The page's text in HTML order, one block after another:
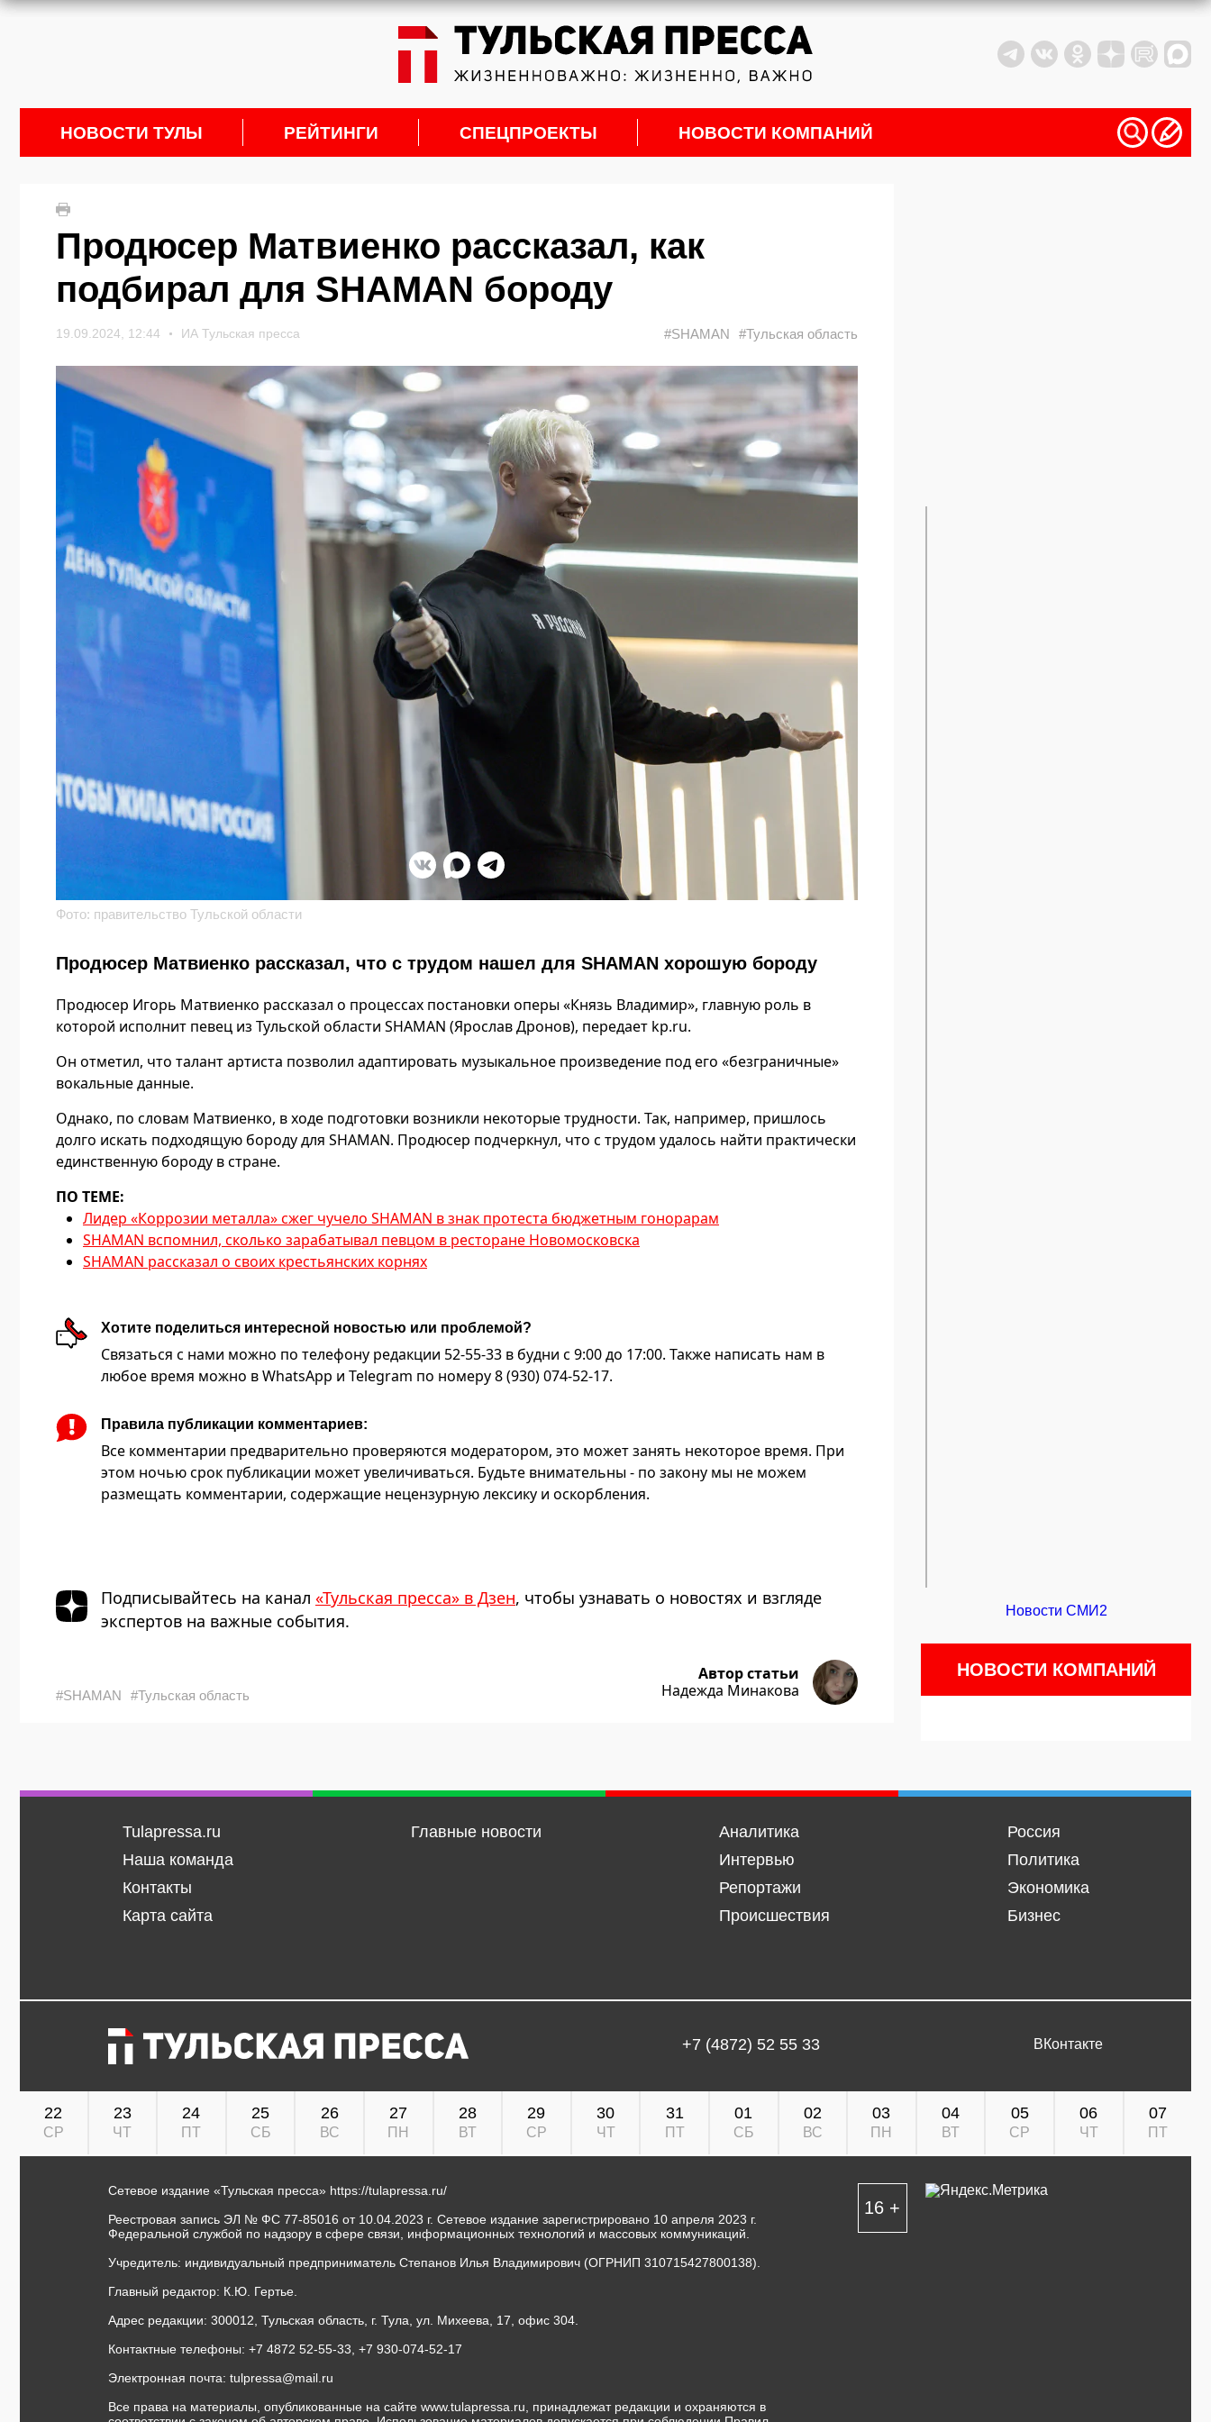
НОВОСТИ ТУЛЫ РЕЙТИНГИ СПЕЦПРОЕКТЫ НОВОСТИ КОМПАНИЙ
Продюсер Матвиенко рассказал, как
подбирал для SHAMAN бороду
19.09.2024, 12:44 ИА Тульская пресса #SHAMAN #Тульская область
Фото: правительство Тульской области
Продюсер Матвиенко рассказал, что с трудом нашел для SHAMAN хорошую бороду
Продюсер Игорь Матвиенко рассказал о процессах постановки оперы «Князь Владимир», главную роль в
которой исполнит певец из Тульской области SHAMAN (Ярослав Дронов), передает kp.ru.
Он отметил, что талант артиста позволил адаптировать музыкальное произведение под его «безграничные»
вокальные данные.
Однако, по словам Матвиенко, в ходе подготовки возникли некоторые трудности. Так, например, пришлось
долго искать подходящую бороду для SHAMAN. Продюсер подчеркнул, что с трудом удалось найти практически
единственную бороду в стране.
ПО ТЕМЕ:
Лидер «Коррозии металла» сжег чучело SHAMAN в знак протеста бюджетным гонорарам
SHAMAN вспомнил, сколько зарабатывал певцом в ресторане Новомосковска
SHAMAN рассказал о своих крестьянских корнях
Хотите поделиться интересной новостью или проблемой?
Связаться с нами можно по телефону редакции 52-55-33 в будни с 9:00 до 17:00. Также написать нам в
любое время можно в WhatsApp и Telegram по номеру 8 (930) 074-52-17.
Правила публикации комментариев:
Все комментарии предварительно проверяются модератором, это может занять некоторое время. При
этом ночью срок публикации может увеличиваться. Будьте внимательны - по закону мы не можем
размещать комментарии, содержащие нецензурную лексику и оскорбления.
Подписывайтесь на канал «Тульская пресса» в Дзен, чтобы узнавать о новостях и взгляде
экспертов на важные события.
#SHAMAN #Тульская область
Автор статьи
Надежда Минакова
Новости СМИ2
НОВОСТИ КОМПАНИЙ
Tulapressa.ru
Наша команда
Контакты
Карта сайта
Главные новости
Аналитика
Интервью
Репортажи
Происшествия
Россия
Политика
Экономика
Бизнес
+7 (4872) 52 55 33 ВКонтакте
22
СР
23
ЧТ
24
ПТ
25
СБ
26
ВС
27
ПН
28
ВТ
29
СР
30
ЧТ
31
ПТ
01
СБ
02
ВС
03
ПН
04
ВТ
05
СР
06
ЧТ
07
ПТ
Сетевое издание «Тульская пресса» https://tulapressa.ru/
Реестровая запись ЭЛ № ФС 77-85016 от 10.04.2023 г. Сетевое издание зарегистрировано 10 апреля 2023 г.
Федеральной службой по надзору в сфере связи, информационных технологий и массовых коммуникаций.
Учредитель: индивидуальный предприниматель Степанов Илья Владимирович (ОГРНИП 310715427800138).
Главный редактор: К.Ю. Гертье.
Адрес редакции: 300012, Тульская область, г. Тула, ул. Михеева, 17, офис 304.
Контактные телефоны: +7 4872 52-55-33, +7 930-074-52-17
Электронная почта: tulpressa@mail.ru
Все права на материалы, опубликованные на сайте www.tulapressa.ru, принадлежат редакции и охраняются в
16 +